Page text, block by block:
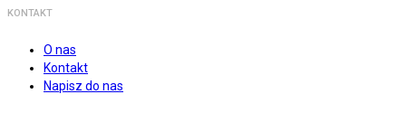
KONTAKT
O nas
Kontakt
Napisz do nas